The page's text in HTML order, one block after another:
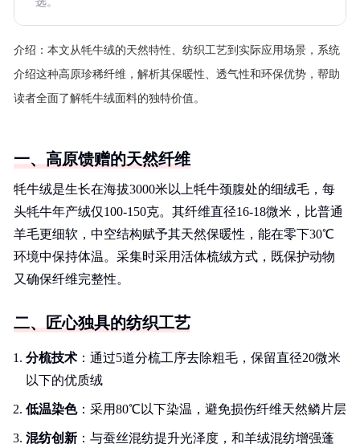
介绍： 本文从牦牛绒的天然特性、纺织工艺到实际应用场景，系统
介绍这种高原珍稀纤维，解析其保暖性、透气性和环保优势，帮助
读者全面了解牦牛绒面料的独特价值。
一、高原馈赠的天然纤维
牦牛绒是生长在海拔3000米以上牦牛颈腹处的细绒毛，每
头牦牛年产绒仅100-150克。其纤维直径16-18微米，比普通
羊毛更细软，中空结构赋予其天然保暖性，能在零下30℃
环境中保持体温。采集时采用活体梳绒方式，既保护动物
又确保纤维完整性。
二、匠心独具的纺织工艺
分梳技术 ：通过5道分梳工序去除粗毛，保留直径20微米
以下的优质绒
低温染色：采用80℃以下染温，避免损伤纤维天然鳞片层
混纺创新 ：与蚕丝混纺提升光泽度，和羊绒混纺增强蓬